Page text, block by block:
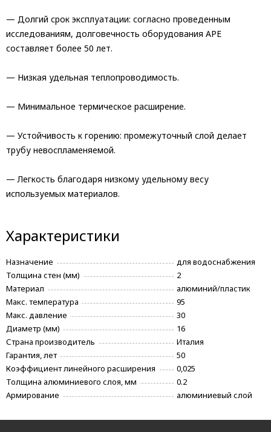
— Долгий срок эксплуатации: согласно проведенным
исследованиям, долговечность оборудования APE
составляет более 50 лет.
— Низкая удельная теплопроводимость.
— Минимальное термическое расширение.
— Устойчивость к горению: промежуточный слой делает
трубу невоспламеняемой.
— Легкость благодаря низкому удельному весу
используемых материалов.
Характеристики
Назначение
для водоснабжения
Толщина стен (мм)
2
Материал
алюминий/пластик
Макс. температура
95
Макс. давление
30
Диаметр (мм)
16
Страна производитель
Италия
Гарантия, лет
50
Коэффициент линейного расширения
0,025
Толщина алюминиевого слоя, мм
0.2
Армирование
алюминиевый слой